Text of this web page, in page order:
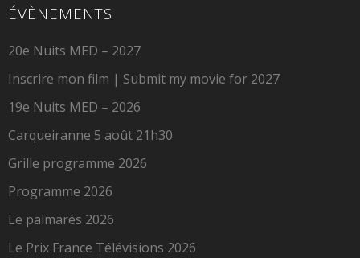
ÉVÈNEMENTS
20e Nuits MED – 2027
Inscrire mon film | Submit my movie for 2027
19e Nuits MED – 2026
Carqueiranne 5 août 21h30
Grille programme 2026
Programme 2026
Le palmarès 2026
Le Prix France Télévisions 2026